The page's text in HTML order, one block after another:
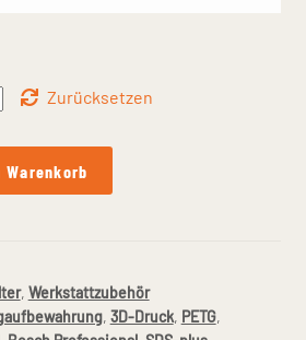
Zurücksetzen
Warenkorb
, Werkstattzubehör
, 3D-Druck, PETG,